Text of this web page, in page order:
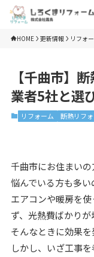
HOME 更新情報 リフォ
【千曲市】
業者5社と選
リフォーム 断熱リフ
千曲市にお住まい
悩んでいる方も多い
エアコンや暖房を
ず、光熱費ばかりが
そんなときに効果を
しかし、いざ工事